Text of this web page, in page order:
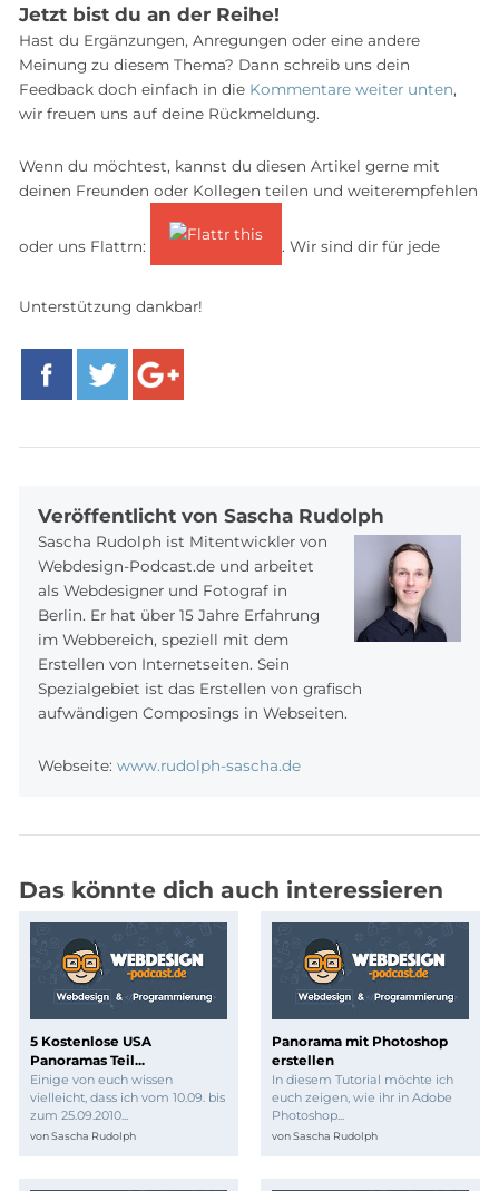
Jetzt bist du an der Reihe!
Hast du Ergänzungen, Anregungen oder eine andere
Meinung zu diesem Thema? Dann schreib uns dein
Feedback doch einfach in die Kommentare weiter unten,
wir freuen uns auf deine Rückmeldung.
Wenn du möchtest, kannst du diesen Artikel gerne mit
deinen Freunden oder Kollegen teilen und weiterempfehlen
oder uns Flattrn: . Wir sind dir für jede
Unterstützung dankbar!
FacebookTwitterGoogle+
Veröffentlicht von Sascha Rudolph
Sascha Rudolph ist Mitentwickler von
Webdesign-Podcast.de und arbeitet
als Webdesigner und Fotograf in
Berlin. Er hat über 15 Jahre Erfahrung
im Webbereich, speziell mit dem
Erstellen von Internetseiten. Sein
Spezialgebiet ist das Erstellen von grafisch
aufwändigen Composings in Webseiten.
Webseite: www.rudolph-sascha.de
Das könnte dich auch interessieren
5 Kostenlose USA
Panoramas Teil...
Einige von euch wissen
vielleicht, dass ich vom 10.09. bis
zum 25.09.2010...
vonSascha Rudolph
Panorama mit Photoshop
erstellen
In diesem Tutorial möchte ich
euch zeigen, wie ihr in Adobe
Photoshop...
vonSascha Rudolph